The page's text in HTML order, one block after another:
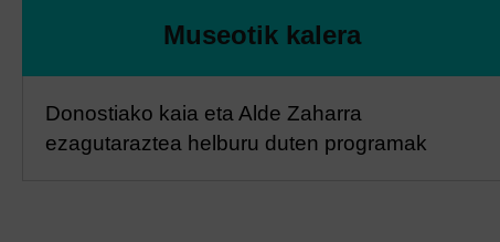
Museotik kalera
Donostiako kaia eta Alde Zaharra
ezagutaraztea helburu duten programak